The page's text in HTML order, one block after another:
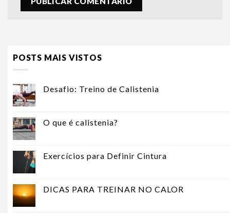
POSTS MAIS VISTOS
Desafio: Treino de Calistenia
O que é calistenia?
Exercícios para Definir Cintura
DICAS PARA TREINAR NO CALOR